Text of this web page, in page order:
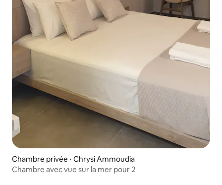
Chambre privée ⋅ Chrysi Ammoudia
Chambre avec vue sur la mer pour 2